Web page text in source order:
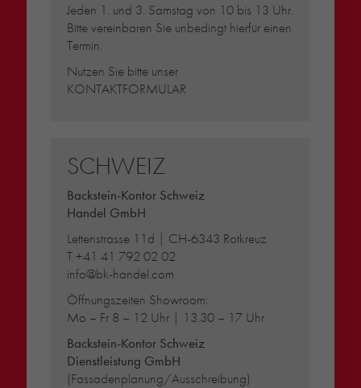
Jeden 1. und 3. Samstag von 10 bis 13 Uhr.
Bitte vereinbaren Sie unbedingt hierfür einen
Termin.
Nutzen Sie bitte unser
KONTAKTFORMULAR
SCHWEIZ
Backstein-Kontor Schweiz
Handel GmbH
Lettenstrasse 11d | CH-6343 Rotkreuz
T+41 41 792 02 02
info@bk-handel.com
Öffnungszeiten Showroom:
Mo – Fr 8 – 12 Uhr | 13.30 – 17 Uhr
Backstein-Kontor Schweiz
Dienstleistung GmbH
(Fassadenplanung/Ausschreibung)